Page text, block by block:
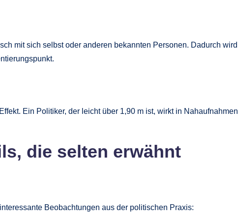
mit sich selbst oder anderen bekannten Personen. Dadurch wird
Ein Politiker, der leicht über 1,90 m ist, wirkt in Nahaufnahmen
die selten erwähnt
Beobachtungen aus der politischen Praxis: